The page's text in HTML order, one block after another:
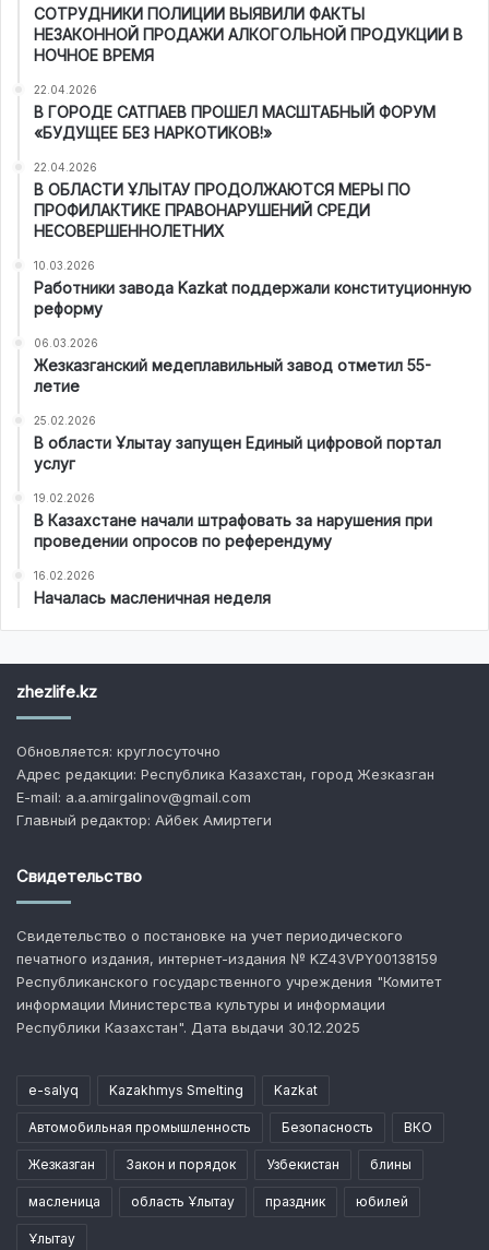
СОТРУДНИКИ ПОЛИЦИИ ВЫЯВИЛИ ФАКТЫ
НЕЗАКОННОЙ ПРОДАЖИ АЛКОГОЛЬНОЙ ПРОДУКЦИИ В
НОЧНОЕ ВРЕМЯ
22.04.2026
В ГОРОДЕ САТПАЕВ ПРОШЕЛ МАСШТАБНЫЙ ФОРУМ
«БУДУЩЕЕ БЕЗ НАРКОТИКОВ!»
22.04.2026
В ОБЛАСТИ ҰЛЫТАУ ПРОДОЛЖАЮТСЯ МЕРЫ ПО
ПРОФИЛАКТИКЕ ПРАВОНАРУШЕНИЙ СРЕДИ
НЕСОВЕРШЕННОЛЕТНИХ
10.03.2026
Работники завода Kazkat поддержали конституционную
реформу
06.03.2026
Жезказганский медеплавильный завод отметил 55-
летие
25.02.2026
В области Ұлытау запущен Единый цифровой портал
услуг
19.02.2026
В Казахстане начали штрафовать за нарушения при
проведении опросов по референдуму
16.02.2026
Началась масленичная неделя
zhezlife.kz
Обновляется: круглосуточно
Адрес редакции: Республика Казахстан, город Жезказган
E-mail: a.a.amirgalinov@gmail.com
Главный редактор: Айбек Амиртеги
Свидетельство
Свидетельство о постановке на учет периодического
печатного издания, интернет-издания № KZ43VPY00138159
Республиканского государственного учреждения "Комитет
информации Министерства культуры и информации
Республики Казахстан". Дата выдачи 30.12.2025
e-salyq Kazakhmys Smelting Kazkat
Автомобильная промышленность Безопасность ВКО
Жезказган Закон и порядок Узбекистан блины
масленица область Ұлытау праздник юбилей
Ұлытау